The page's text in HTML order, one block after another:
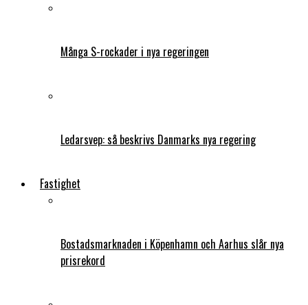
Många S-rockader i nya regeringen
Ledarsvep: så beskrivs Danmarks nya regering
Fastighet
Bostadsmarknaden i Köpenhamn och Aarhus slår nya
prisrekord